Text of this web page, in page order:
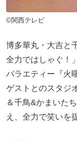
©関西テレビ
博多華丸・大吉と
全力ではしゃぐ！
バラエティー『火
ゲストとのスタジ
＆千鳥&かまいた
え、全力で笑いを